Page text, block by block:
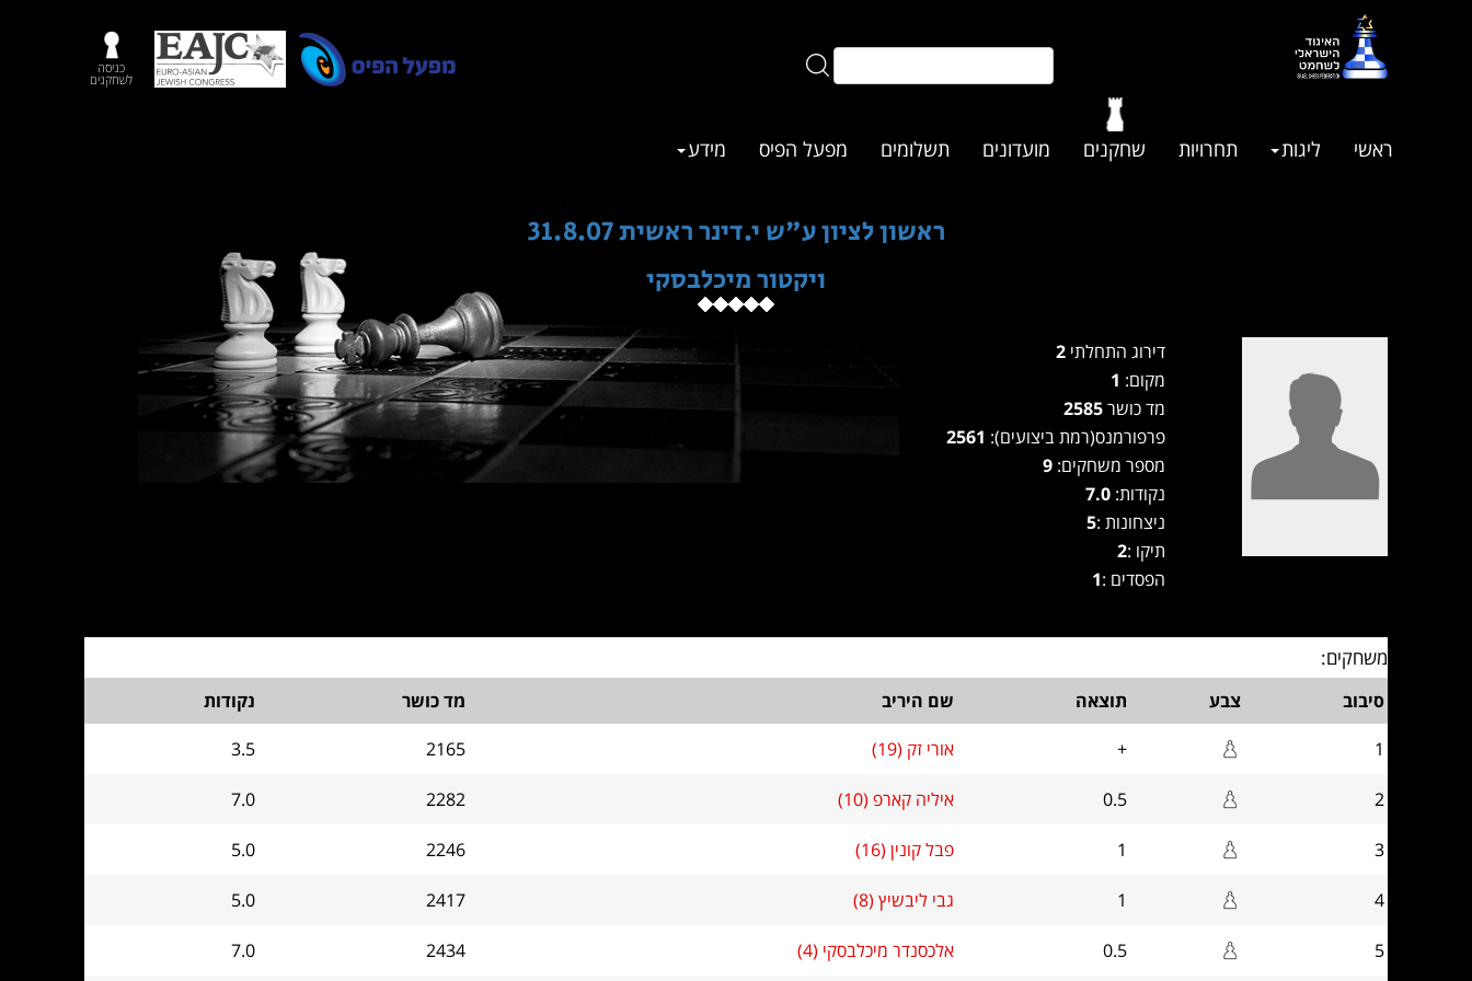
כניסה
לשחקנים
ראשי ליגות תחרויות שחקנים מועדונים תשלומים מפעל הפיס מידע
ראשון לציון ע"ש י.דינר ראשית 31.8.07
ויקטור מיכלבסקי
דירוג התחלתי 2
מקום:
מד כושר2585
פרפורמנס(רמת ביצועים):
מספר משחקים: 9
נקודות:7.0
ניצחונות :5
תיקו :2
הפסדים :1
משחקים:
סיבוב צבע תוצאה שם היריב מד כושר
נקודות
1
+ אורי זק (19) 2165
3.5
2
0.5 איליה קארפ (10) 2282
7.0
3
1 פבל קונין (16) 2246
5.0
4
1 גבי ליבשיץ (8) 2417
5.0
5
0.5 אלכסנדר מיכלבסקי (4) 2434
7.0